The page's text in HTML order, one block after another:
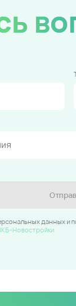
данных и
Новостройки